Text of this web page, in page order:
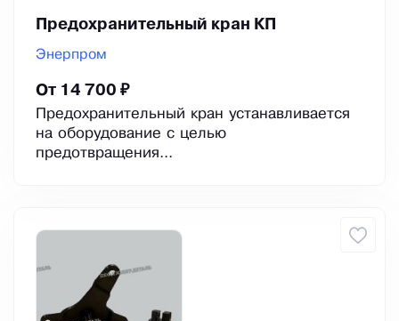
Предохранительный кран КП
Энерпром
От 14 700 ₽
Предохранительный кран устанавливается
на оборудование с целью
предотвращения...